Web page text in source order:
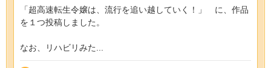
「超高速転生令嬢は、流行を追い越していく！」 に、作品
を１つ投稿しました。
なお、リハビリみた...